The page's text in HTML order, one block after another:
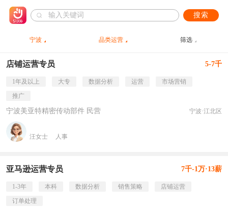
搜索
宁波 品类运营 筛选
店铺运营专员 5-7千
1年及以上 大专 数据分析 运营
市场营销
推广
宁波美亚特精密传动部件 民营 宁波·江北区
汪女士 人事
亚马逊运营专员 7千-1万·13薪
1-3年 本科 数据分析 销售策略
店铺运营
订单处理